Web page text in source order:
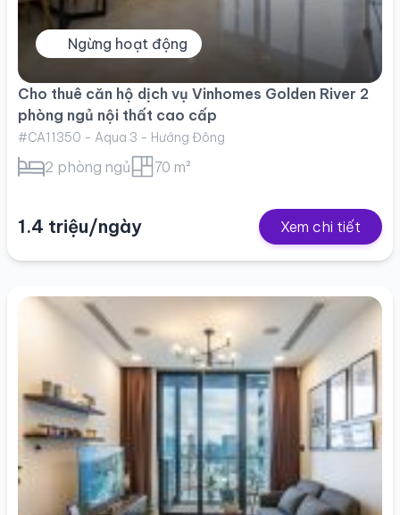
Ngừng hoạt động
Cho thuê căn hộ dịch vụ Vinhomes Golden River 2
phòng ngủ nội thất cao cấp
#CA11350 - Aqua 3 - Hướng Đông
2 phòng ngủ 70 m²
1.4 triệu/ngày Xem chi tiết